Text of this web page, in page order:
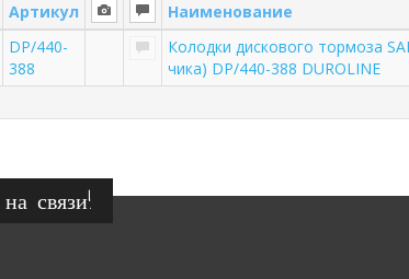
Артикул Наименование
DP/440-
388
Колодки дискового тормоза
чика) DP/440-388 DUROLINE
связи!